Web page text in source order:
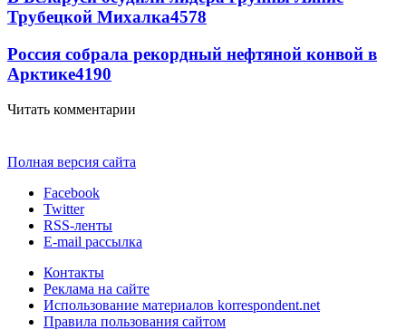
Трубецкой Михалка4578
Россия собрала рекордный нефтяной конвой в
Арктике4190
Читать комментарии
Полная версия сайта
Facebook
Twitter
RSS-ленты
E-mail рассылка
Контакты
Реклама на сайте
Использование материалов korrespondent.net
Правила пользования сайтом